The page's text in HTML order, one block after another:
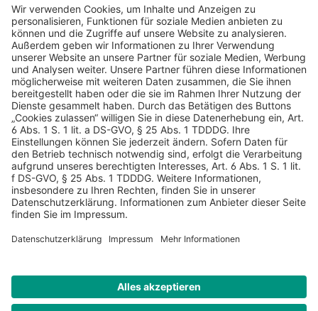
AGB Datenschutz
Impressum
Sicherheitshinweis
Compliance
Netto-Preise zzgl. gesetzlich gültiger MwSt., zzgl.